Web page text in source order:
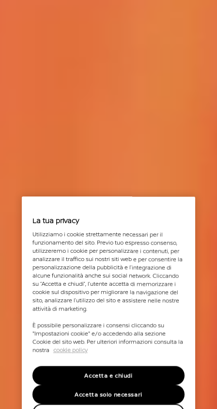
La tua privacy
Utilizziamo i cookie strettamente necessari per il
funzionamento del sito. Previo tuo espresso consenso,
utilizzeremo i cookie per personalizzare i contenuti, per
analizzare il traffico sui nostri siti web e per consentire la
personalizzazione della pubblicità e l’integrazione di
alcune funzionalità anche sui social network. Cliccando
su “Accetta e chiudi”, l’utente accetta di memorizzare i
cookie sul dispositivo per migliorare la navigazione del
sito, analizzare l’utilizzo del sito e assistere nelle nostre
attività di marketing.
È possibile personalizzare i consensi cliccando su
"Impostazioni cookie" e/o accedendo alla sezione
Cookie del sito web. Per ulteriori informazioni consulta la
nostra cookie policy
Accetta solo necessari
Accetta e chiudi